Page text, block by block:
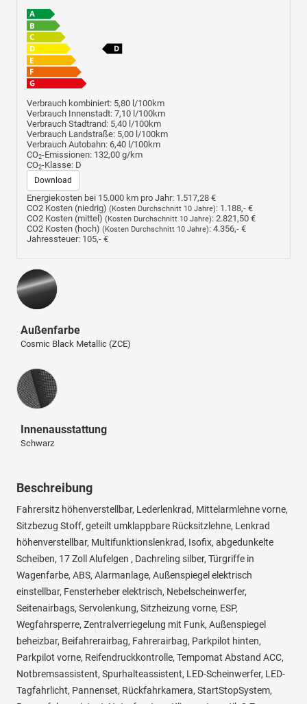
Verbrauch kombiniert: 5,80 l/100km
Verbrauch Innenstadt: 7,10 l/100km
Verbrauch Stadtrand: 5,40 l/100km
Verbrauch Landstraße: 5,00 l/100km
Verbrauch Autobahn: 6,40 l/100km
CO2-Emissionen: 132,00 g/km
CO2-Klasse: D
Download
Energiekosten bei 15.000 km pro Jahr: 1.517,28 €
CO2 Kosten (niedrig) (Kosten Durchschnitt 10 Jahre): 1.188,- €
CO2 Kosten (mittel) (Kosten Durchschnitt 10 Jahre): 2.821,50 €
CO2 Kosten (hoch) (Kosten Durchschnitt 10 Jahre): 4.356,- €
Jahressteuer: 105,- €
Außenfarbe
Cosmic Black Metallic (ZCE)
Innenausstattung
Innenausstattung
Schwarz
Beschreibung
Fahrersitz höhenverstellbar, Lederlenkrad, Mittelarmlehne vorne,
Sitzbezug Stoff, geteilt umklappbare Rücksitzlehne, Lenkrad
höhenverstellbar, Multifunktionslenkrad, Isofix, abgedunkelte
Scheiben, 17 Zoll Alufelgen , Dachreling silber, Türgriffe in
Wagenfarbe, ABS, Alarmanlage, Außenspiegel elektrisch
einstellbar, Fensterheber elektrisch, Nebelscheinwerfer,
Seitenairbags, Servolenkung, Sitzheizung vorne, ESP,
Wegfahrsperre, Zentralverriegelung mit Funk, Außenspiegel
beheizbar, Beifahrerairbag, Fahrerairbag, Parkpilot hinten,
Parkpilot vorne, Reifendruckkontrolle, Tempomat Abstand ACC,
Notbremsassistent, Spurhalteassistent, LED-Scheinwerfer, LED-
Tagfahrlicht, Pannenset, Rückfahrkamera, StartStopSystem,